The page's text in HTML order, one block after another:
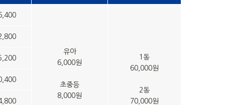
유아
6,000원
초중등
8,000원
1동
60,000원
2동
70,000원